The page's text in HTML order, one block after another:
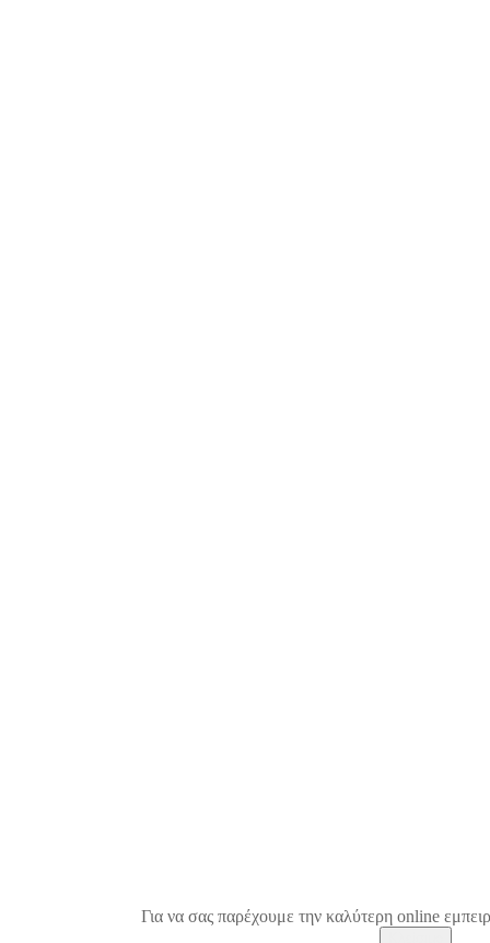
Για να σας παρέχουμε την καλύτερη online